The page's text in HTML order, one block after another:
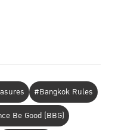
#Bangkok Rules
Be Good (BBG)